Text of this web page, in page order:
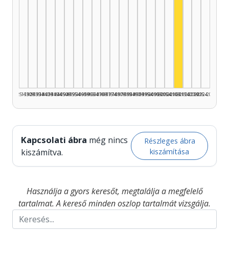
1925–1929
1930–1934
1935–1939
1940–1944
1945–1949
1950–1954
1955–1959
1960–1964
1965–1969
1970–1974
1975–1979
1980–1984
1985–1989
1990–1994
1995–1999
2000–2004
2005–2009
2010–2014
2015–2019
2020–2024
2025–2026
Kapcsolati ábra még nincs
kiszámítva.
Részleges ábra
kiszámítása
Használja a gyors keresőt, megtalálja a megfelelő
tartalmat. A kereső minden oszlop tartalmát vizsgálja.